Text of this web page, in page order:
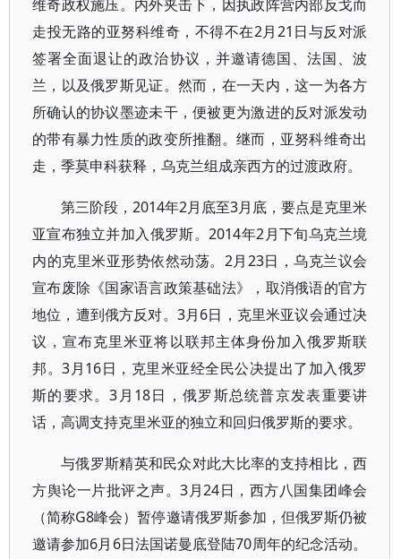
维奇政权施压。内外夹击下，因执政阵营内部反戈而
走投无路的亚努科维奇，不得不在2月21日与反对派
签署全面退让的政治协议，并邀请德国、法国、波
兰，以及俄罗斯见证。然而，在一天内，这一为各方
所确认的协议墨迹未干，便被更为激进的反对派发动
的带有暴力性质的政变所推翻。继而，亚努科维奇出
走，季莫申科获释，乌克兰组成亲西方的过渡政府。
第三阶段，2014年2月底至3月底，要点是克里米
亚宣布独立并加入俄罗斯。2014年2月下旬乌克兰境
内的克里米亚形势依然动荡。2月23日，乌克兰议会
宣布废除《国家语言政策基础法》，取消俄语的官方
地位，遭到俄方反对。3月6日，克里米亚议会通过决
议，宣布克里米亚将以联邦主体身份加入俄罗斯联
邦。3月16日，克里米亚经全民公决提出了加入俄罗
斯的要求。3月18日，俄罗斯总统普京发表重要讲
话，高调支持克里米亚的独立和回归俄罗斯的要求。
与俄罗斯精英和民众对此大比率的支持相比，西
方舆论一片批评之声。3月24日，西方八国集团峰会
（简称G8峰会）暂停邀请俄罗斯参加，但俄罗斯仍被
邀请参加6月6日法国诺曼底登陆70周年的纪念活动。